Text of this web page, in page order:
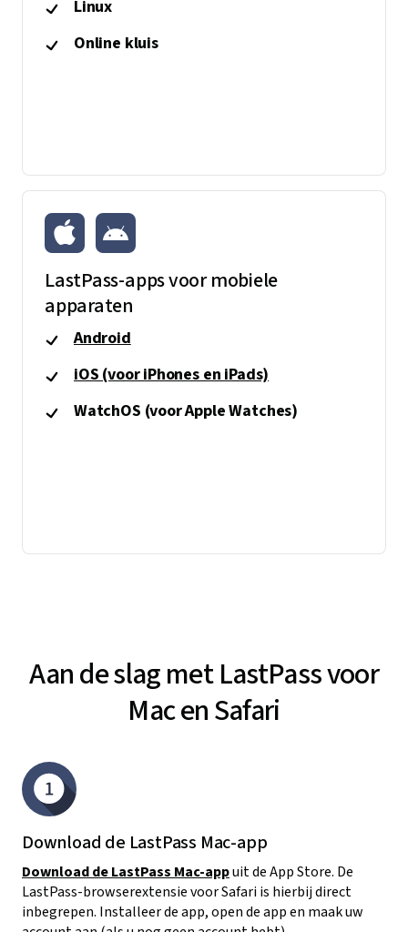
Linux
Online kluis
LastPass-apps voor mobiele
apparaten
Android
iOS (voor iPhones en iPads)
WatchOS (voor Apple Watches)
Aan de slag met LastPass voor
Mac en Safari
Download de LastPass Mac-app
Download de LastPass Mac-appuit de App Store. De
LastPass-browserextensie voor Safari is hierbij direct
inbegrepen. Installeer de app, open de app en maak uw